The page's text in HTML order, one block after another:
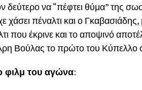
δεύτερο να “πέφτει θύμα” της
χάσει πέναλτι και ο
που έκρινε και το αποψινό
Βούλας το πρώτο του Κύπελλο
φιλμ του αγώνα: